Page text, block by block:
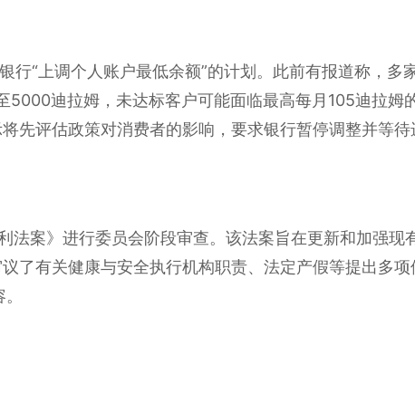
行“上调个人账户最低余额”的计划。此前有报道称，多
迪拉姆，未达标客户可能面临最高每月105迪拉姆
先评估政策对消费者的影响，要求银行暂停调整并等待
法案》进行委员会阶段审查。该法案旨在更新和加强现
了有关健康与安全执行机构职责、法定产假等提出多